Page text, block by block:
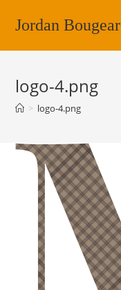
Jordan
logo-4.png
> logo-4.png